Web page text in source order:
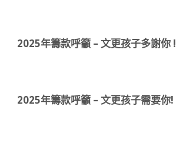
2025年籌款呼籲 – 文更孩子多謝你 !
2025年籌款呼籲 – 文更孩子需要你!